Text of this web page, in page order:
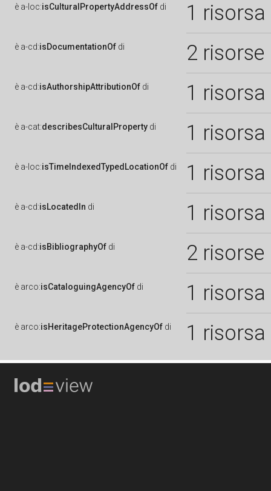
è a-loc:isCulturalPropertyAddressOf di 1 risorsa
è a-cd:isDocumentationOf di 2 risorse
è a-cd:isAuthorshipAttributionOf di 1 risorsa
è a-cat:describesCulturalProperty di 1 risorsa
è a-loc:isTimeIndexedTypedLocationOf di 1 risorsa
è a-cd:isLocatedIn di 1 risorsa
è a-cd:isBibliographyOf di 2 risorse
è arco:isCataloguingAgencyOf di 1 risorsa
è arco:isHeritageProtectionAgencyOf di 1 risorsa